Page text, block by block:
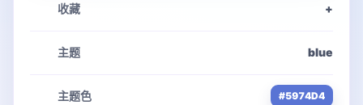
收藏 +
主题 blue
主题色 #5974D4